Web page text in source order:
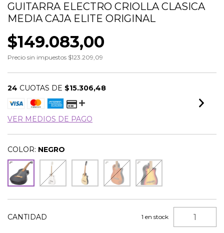
GUITARRA ELECTRO CRIOLLA CLASICA
MEDIA CAJA ELITE ORIGINAL
$149.083,00
Precio sin impuestos $123.209,09
24 CUOTAS DE $15.306,48
VER MEDIOS DE PAGO
COLOR: NEGRO
CANTIDAD 1 en stock